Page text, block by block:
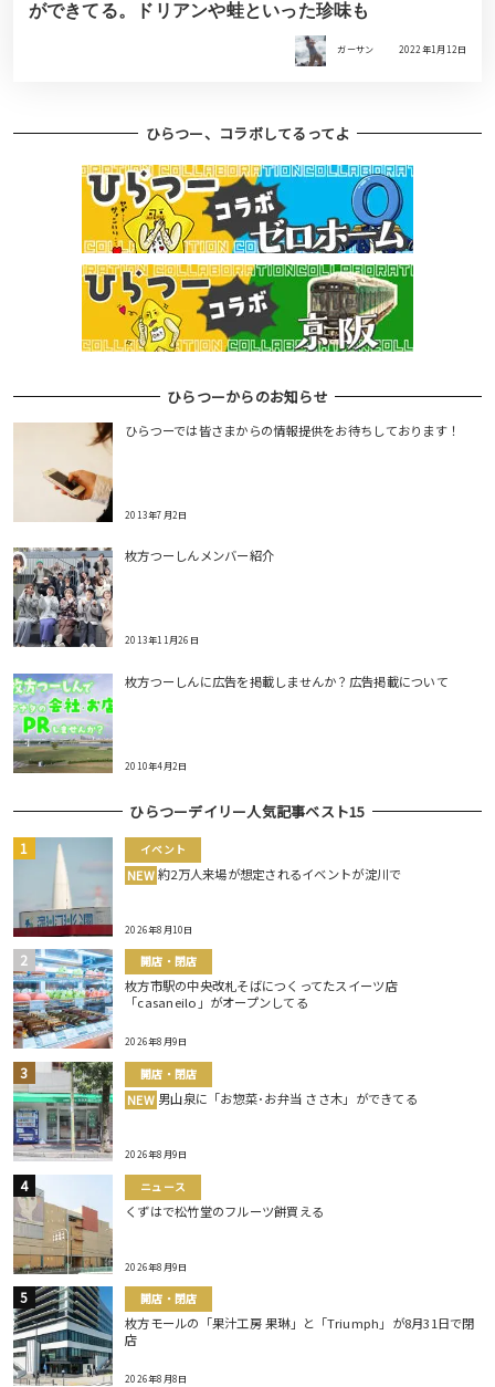
ができてる。ドリアンや蛙といった珍味も
ガーサン 2022年1月12日
ひらつー、コラボしてるってよ
ひらつーからのお知らせ
ひらつーでは皆さまからの情報提供をお待ちしております！
2013年7月2日
枚方つーしんメンバー紹介
2013年11月26日
枚方つーしんに広告を掲載しませんか？広告掲載について
2010年4月2日
ひらつーデイリー人気記事ベスト15
イベント
NEW 約2万人来場が想定されるイベントが淀川で
2026年8月10日
開店・閉店
枚方市駅の中央改札そばにつくってたスイーツ店
「casaneilo」がオープンしてる
2026年8月9日
開店・閉店
NEW 男山泉に「お惣菜･お弁当 ささ木」ができてる
2026年8月9日
ニュース
くずはで松竹堂のフルーツ餅買える
2026年8月9日
開店・閉店
枚方モールの「果汁工房 果琳」と「Triumph」が8月31日で閉
店
2026年8月8日